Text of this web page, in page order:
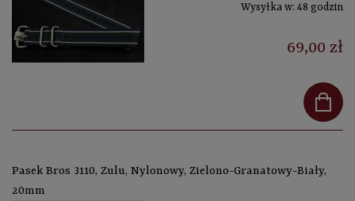
Wysyłka w: 48 godzin
69,00 zł
Pasek Bros 3110, Zulu, Nylonowy, Zielono-Granatowy-Biały,
20mm